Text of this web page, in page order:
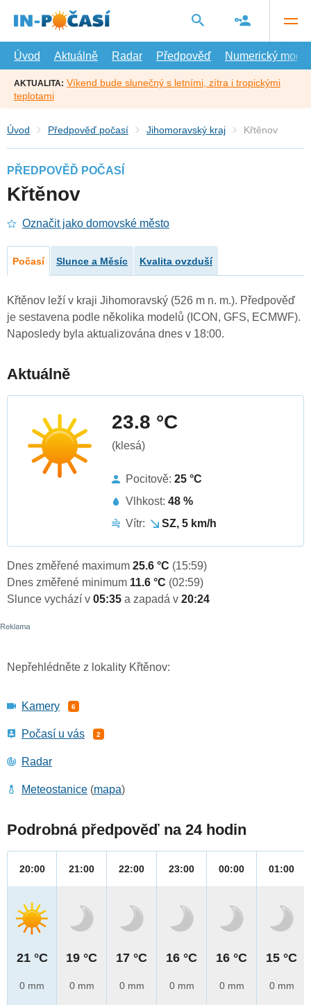
hlavní
Úvod
Aktuálně Radar Předpověď Numerický model
AKTUALITA: Víkend bude slunečný s letními, zítra i tropickými
teplotami
Úvod Předpověď počasí Jihomoravský kraj Křtěnov
PŘEDPOVĚĎ POČASÍ
Křtěnov
Označit jako domovské město
Počasí Slunce a Měsíc Kvalita ovzduší
Křtěnov leží v kraji Jihomoravský (526 m n. m.). Předpověď
je sestavena podle několika modelů (ICON, GFS, ECMWF).
Naposledy byla aktualizována dnes v 18:00.
Aktuálně
23.8 °C
(klesá)
Pocitově: 25 °C
Vlhkost: 48 %
Vítr:
SZ, 5 km/h
Dnes změřené maximum 25.6 °C (15:59)
Dnes změřené minimum 11.6 °C (02:59)
Slunce vychází v 05:35 a zapadá v 20:24
Nepřehlédněte z lokality Křtěnov:
Kamery 6
Počasí u vás 2
Radar
Meteostanice (mapa)
Podrobná předpověď na 24 hodin
20:00
21 °C
0 mm
21:00
19 °C
0 mm
22:00
17 °C
0 mm
23:00
16 °C
0 mm
00:00
16 °C
0 mm
01:00
15 °C
0 mm